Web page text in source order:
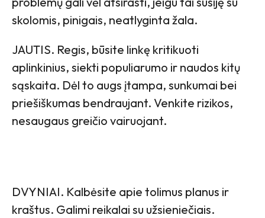
skolomis, pinigais, neatlyginta žala.
JAUTIS. Regis, būsite linkę kritikuoti
aplinkinius, siekti populiarumo ir naudos kitų
sąskaita. Dėl to augs įtampa, sunkumai bei
priešiškumas bendraujant. Venkite rizikos,
nesaugaus greičio vairuojant.
DVYNIAI. Kalbėsite apie tolimus planus ir
kraštus. Galimi reikalai su užsieniečiais.